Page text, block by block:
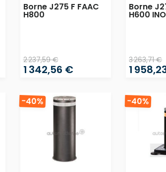
Borne J275 F FAAC
H800
2 237,59 €
1 342,56 €
Borne
H600
3 263,71 €
1
-40% -40%